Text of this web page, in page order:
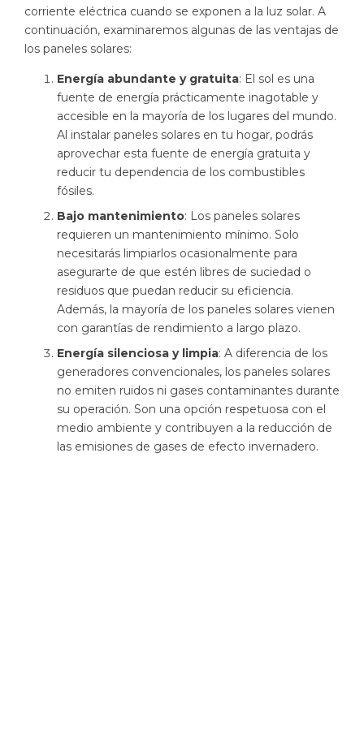
corriente eléctrica cuando se exponen a la luz solar. A
continuación, examinaremos algunas de las ventajas de
los paneles solares:
Energía abundante y gratuita: El sol es una
fuente de energía prácticamente inagotable y
accesible en la mayoría de los lugares del mundo.
Al instalar paneles solares en tu hogar, podrás
aprovechar esta fuente de energía gratuita y
reducir tu dependencia de los combustibles
fósiles.
Bajo mantenimiento: Los paneles solares
requieren un mantenimiento mínimo. Solo
necesitarás limpiarlos ocasionalmente para
asegurarte de que estén libres de suciedad o
residuos que puedan reducir su eficiencia.
Además, la mayoría de los paneles solares vienen
con garantías de rendimiento a largo plazo.
Energía silenciosa y limpia: A diferencia de los
generadores convencionales, los paneles solares
no emiten ruidos ni gases contaminantes durante
su operación. Son una opción respetuosa con el
medio ambiente y contribuyen a la reducción de
las emisiones de gases de efecto invernadero.